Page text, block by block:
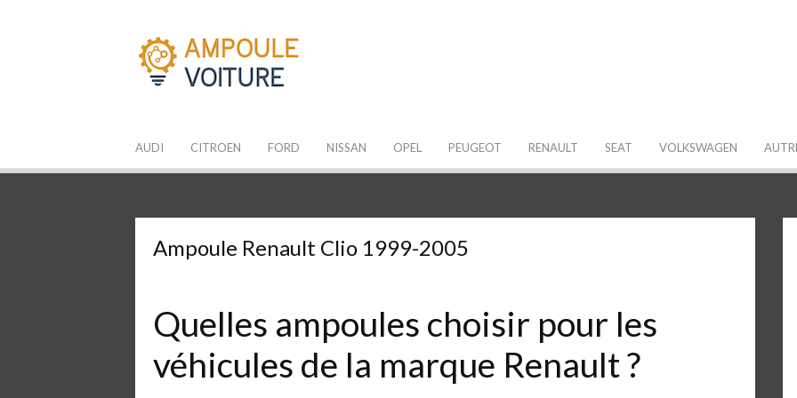
AUDI CITROEN FORD NISSAN OPEL PEUGEOT RENAULT SEAT VOLKSWAGEN
Ampoule Renault Clio 1999-2005
Quelles ampoules choisir pour les
véhicules de la marque Renault ?